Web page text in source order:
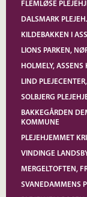
FLEMLØSE
DALSMARK
KILDEBAKKEN I
LIONS PARKEN,
HOLMELY,
LIND
SOLBJERG
BAKKEGÅRDEN
KOMMUNE
PLEJEHJEMMET
VINDINGE
MERGELTOFTEN,
SVANEDAMMENS